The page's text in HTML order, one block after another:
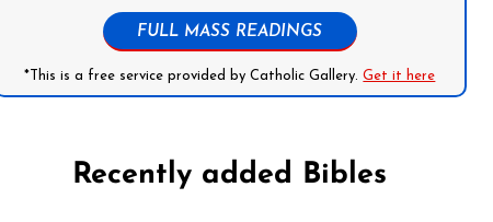
FULL MASS READINGS
*This is a free service provided by Catholic Gallery.Get it here
Recently added Bibles